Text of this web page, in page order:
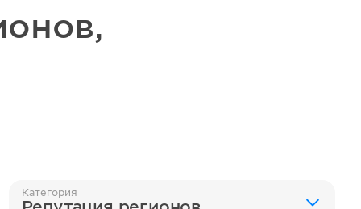
,
Категория